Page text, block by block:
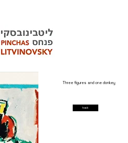
Three figures and one donkey
back